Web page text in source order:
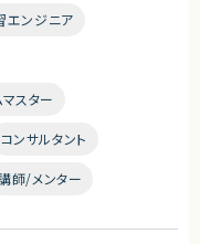
ンジニア
スター
コンサルタント
師/メンター